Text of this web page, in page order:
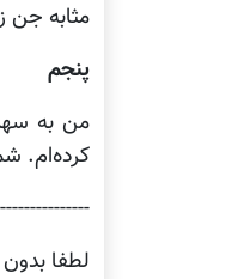
مثابه جن
پنجم
من به
کرده‌ام.
لطفا